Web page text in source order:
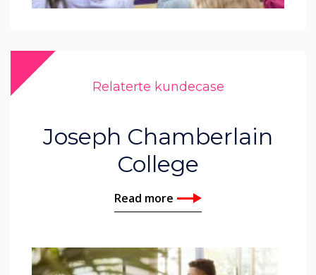
Relaterte kundecase
Joseph Chamberlain
College
Read more